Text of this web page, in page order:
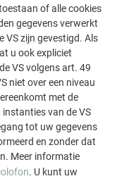
veelzijdig
meer
PREFA
energie en
of alle cookies
gegevens verwerkt
VS zijn gevestigd. Als
u ook expliciet
VS volgens art. 49
niet over een niveau
met de
van de VS
tot uw gegevens
en zonder dat
Meer informatie
. U kunt uw